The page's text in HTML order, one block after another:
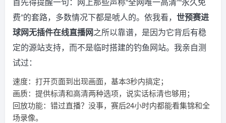
费”的套路，多数情况下都是唬人的。依我看， 世预赛进
球网无插件在线直播网之所以靠谱，是因为它背后有稳
定的源站支持，而不是临时搭建的钓鱼网站。我亲自测
试过：
速度：打开页面到出现画面，基本3秒内搞定；
画质：提供标清和高清两种选项，说实话标清也够用；
回放功能：错过直播？没事，赛后24小时内都能看集锦和全
场录像。